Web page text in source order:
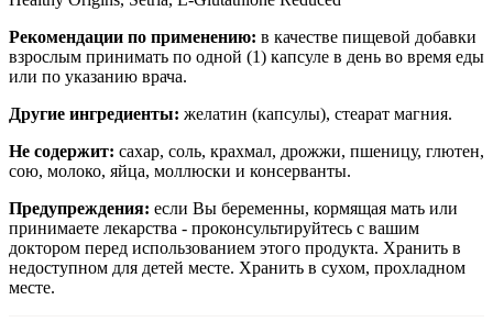
Рекомендации по применению: в качестве пищевой добавки
взрослым принимать по одной (1) капсуле в день во время еды
или по указанию врача.
Другие ингредиенты: желатин (капсулы), стеарат магния.
Не содержит: сахар, соль, крахмал, дрожжи, пшеницу, глютен,
сою, молоко, яйца, моллюски и консерванты.
Предупреждения: если Вы беременны, кормящая мать или
принимаете лекарства - проконсультируйтесь с вашим
доктором перед использованием этого продукта. Хранить в
недоступном для детей месте. Хранить в сухом, прохладном
месте.